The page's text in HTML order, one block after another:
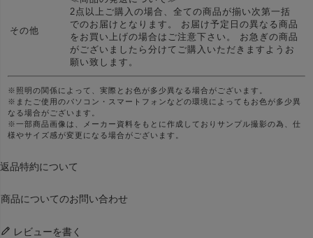
その他
2点以上ご購入の場合、全ての商品が揃い次第一括
でのお届けとなります。 お届け予定日の異なる商品
をお買い上げの場合はご注意下さい。 お急ぎの商品
がございましたら分けてご購入いただきますようお
願い致します。
※照明の関係によって、実際とお色が多少異なる場合がございます。
※またご使用のパソコン・スマートフォンなどの環境によってもお色が多少異
なる場合がございます。
※一部商品画像は、メーカー資料をもとに作成しておりサンプル撮影の為、仕
様やサイズ感が変更になる場合がございます。
返品特約について
商品についてのお問い合わせ
レビューを書く